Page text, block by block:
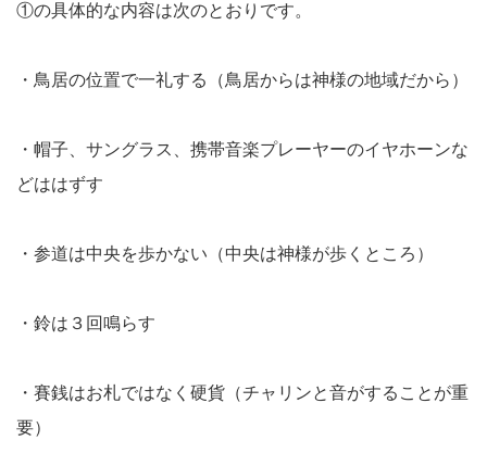
①の具体的な内容は次のとおりです。
・鳥居の位置で一礼する（鳥居からは神様の地域だから）
・帽子、サングラス、携帯音楽プレーヤーのイヤホーンな
どははずす
・参道は中央を歩かない（中央は神様が歩くところ）
・鈴は３回鳴らす
・賽銭はお札ではなく硬貨（チャリンと音がすることが重
要）